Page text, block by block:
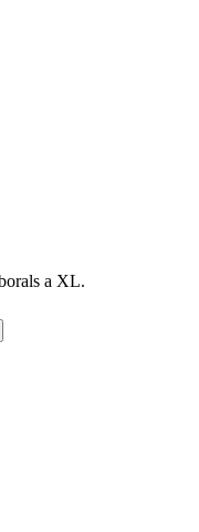
a XL.